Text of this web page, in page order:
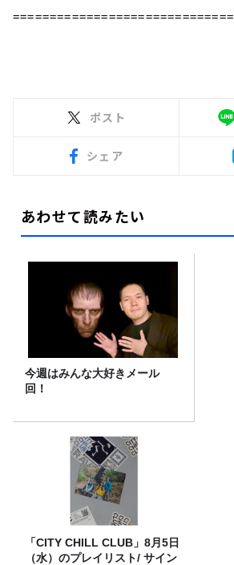
==============================
ポスト
シェア
あわせて読みたい
今週はみんな大好きメール
回！
「CITY CHILL CLUB」8月5日
（水）のプレイリスト/ サイン